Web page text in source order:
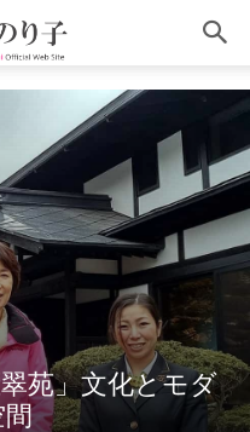
苑」文化とモダ